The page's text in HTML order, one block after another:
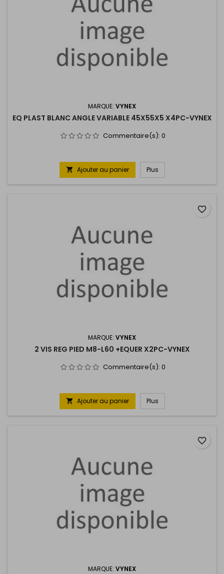
MARQUE: VYNEX
EQ PLAST BLANC ANGLE VARIABLE 45X55X5 X4PC-VYNEX
Commentaire(s): 0
 Ajouter au panier Plus
MARQUE: VYNEX
2 VIS REG PIED M8-L60 +EQUER X2PC-VYNEX
Commentaire(s): 0
 Ajouter au panier Plus
favorite_border
MARQUE: VYNEX
favorite_border